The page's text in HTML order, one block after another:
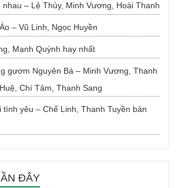
nhau – Lệ Thủy, Minh Vương, Hoài Thanh
– Vũ Linh, Ngọc Huyền
Mạnh Quỳnh hay nhất
gươm Nguyên Bá – Minh Vương, Thanh
Chí Tâm, Thanh Sang
tình yêu – Chế Linh, Thanh Tuyền bản
ĐÂY